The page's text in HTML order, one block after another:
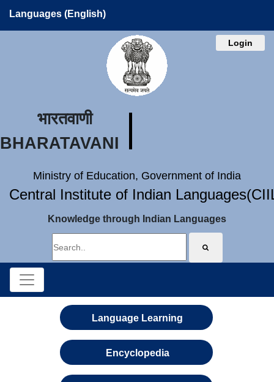
Languages (English)
Login
भारतवाणी
BHARATAVANI
Ministry of Education, Government of India
Central Institute of Indian
Knowledge through Indian Languages
Language Learning
Encyclopedia